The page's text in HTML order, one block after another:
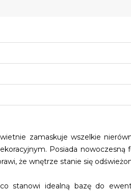
zamaskuje wszelkie
Posiada nowoczesną
że wnętrze stanie się
stanowi idealną bazę do